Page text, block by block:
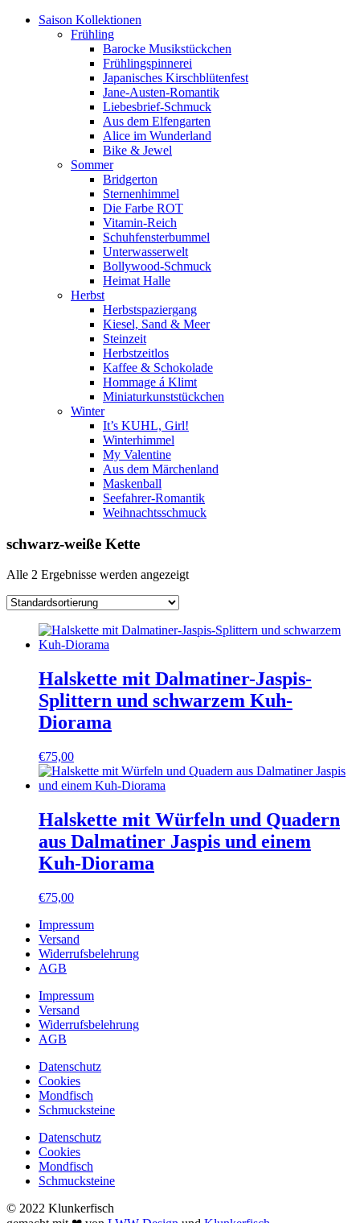
Saison Kollektionen
Frühling
Barocke Musikstückchen
Frühlingspinnerei
Japanisches Kirschblütenfest
Jane-Austen-Romantik
Liebesbrief-Schmuck
Aus dem Elfengarten
Alice im Wunderland
Bike & Jewel
Sommer
Bridgerton
Sternenhimmel
Die Farbe ROT
Vitamin-Reich
Schuhfensterbummel
Unterwasserwelt
Bollywood-Schmuck
Heimat Halle
Herbst
Herbstspaziergang
Kiesel, Sand & Meer
Steinzeit
Herbstzeitlos
Kaffee & Schokolade
Hommage á Klimt
Miniaturkunststückchen
Winter
It’s KUHL, Girl!
Winterhimmel
My Valentine
Aus dem Märchenland
Maskenball
Seefahrer-Romantik
Weihnachtsschmuck
schwarz-weiße Kette
Alle 2 Ergebnisse werden angezeigt
Halskette mit Dalmatiner-Jaspis-
Splittern und schwarzem Kuh-
Diorama
€75,00
Halskette mit Würfeln und Quadern
aus Dalmatiner Jaspis und einem
Kuh-Diorama
€75,00
Impressum
Versand
Widerrufsbelehrung
AGB
Impressum
Versand
Widerrufsbelehrung
AGB
Datenschutz
Cookies
Mondfisch
Schmucksteine
Datenschutz
Cookies
Mondfisch
Schmucksteine
© 2022 Klunkerfisch